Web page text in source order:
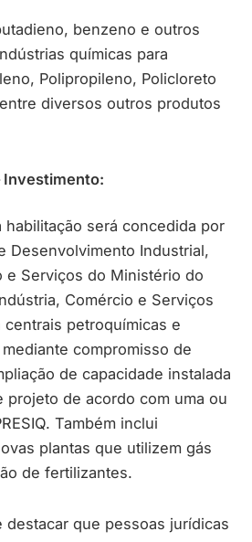
benzeno e outros
químicas para
Polipropileno, Policloreto
diversos outros produtos
Investimento:
habilitação será concedida por
Desenvolvimento Industrial,
e Serviços do Ministério do
Comércio e Serviços
petroquímicas e
compromisso de
de capacidade instalada
projeto de acordo com uma ou
Também inclui
plantas que utilizem gás
de fertilizantes.
destacar que pessoas jurídicas